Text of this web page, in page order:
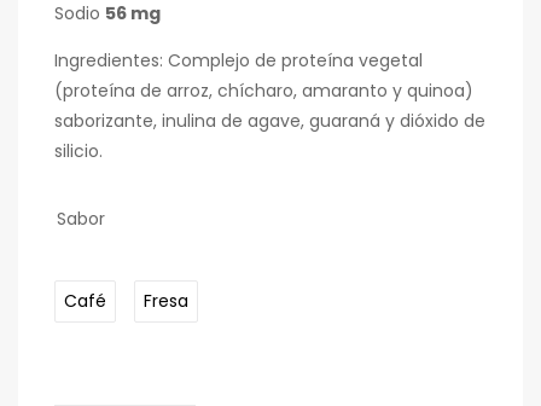
Sodio 56 mg
Ingredientes: Complejo de proteína vegetal
(proteína de arroz, chícharo, amaranto y quinoa)
saborizante, inulina de agave, guaraná y dióxido de
silicio.
Sabor
Café Fresa